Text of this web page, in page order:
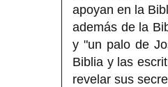
apoyan en la
además de la
y "un palo de
Biblia y las
revelar sus